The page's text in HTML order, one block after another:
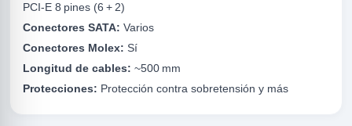
PCI‑E 8 pines (6 + 2)
Conectores SATA: Varios
Conectores Molex: Sí
Longitud de cables: ~500 mm
Protecciones: Protección contra sobretensión y más